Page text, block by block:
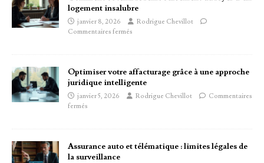
logement insalubre
janvier 8, 2026
Rodrigue Chevillot
Commentaires fermés
Optimiser votre affacturage grâce à une approche
juridique intelligente
janvier 5, 2026 Rodrigue Chevillot
Commentaires
fermés
Assurance auto et télématique : limites légales de
la surveillance